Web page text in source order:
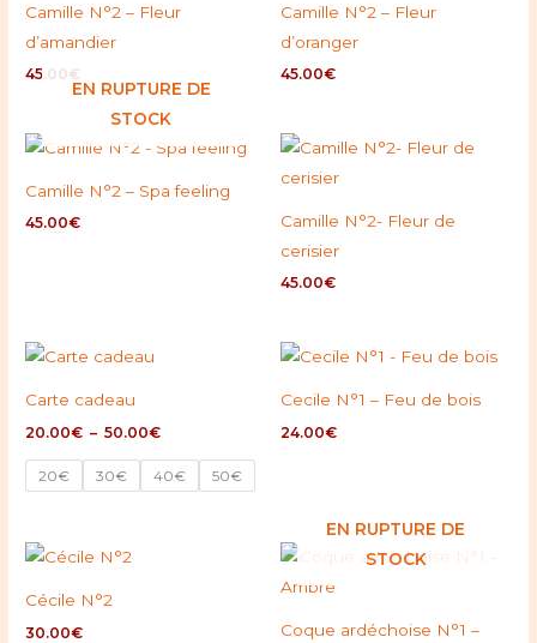
Camille N°2 – Fleur
d’amandier
45.00€
Camille N°2 – Fleur
d’oranger
45.00€
EN RUPTURE DE
STOCK
Camille N°2 – Spa feeling
45.00€
Camille N°2- Fleur de
cerisier
45.00€
Carte cadeau
20.00€ – 50.00€à
20€
30€ 40€ 50€
Cecile N°1 – Feu de bois
24.00€
Cécile N°2
30.00€
EN RUPTURE DE
STOCK
Coque ardéchoise N°1 –